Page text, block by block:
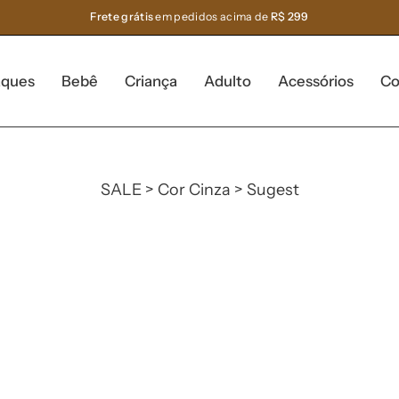
Frete grátisem pedidos acima de R$ 299
Bebê Criança Adulto Acessórios
SALE > Cor Cinza > Sugest